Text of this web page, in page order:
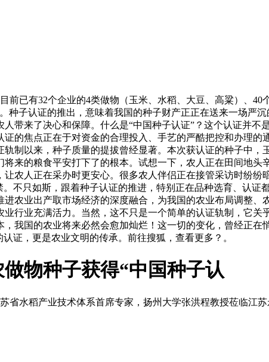
已有32个企业的4类做物（玉米、水稻、大豆、高粱）、40
种子认证的推出，意味着我国的种子财产正正在送来一场严
带来了决心和保障。什么是“中国种子认证”？这个认证并
的焦点正在于对资金的合理投入、手艺的严酷把控和办理
制以来，种子质量的提拔曾经显著。本次获认证的种子中
来的粮食平安打下了的根本。试想一下，农人正在田间地
农人正在采办时更安心。很多农人伴侣正在接管采访时纷
不只如斯，跟着种子认证的推进，特别正在品种选育、认
农业出产取市场经济的深度融合，为我国的农业布局调整
行业充满活力。当然，这不只是一个简单的认证轨制，它
我国的农业将来必然会愈加灿烂！这一切的变化，曾经正
证，更是农业文明的传承。前往搜狐，查看更多？。
物种子获得“中国种子认
省水稻产业技术体系首席专家，扬州大学张洪程教授莅临江